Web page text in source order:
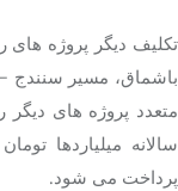
تکلیف دیگر پروژه های
باشماق، مسیر سنندج
متعدد پروژه های
سالانه میلیاردها
پرداخت می شود.